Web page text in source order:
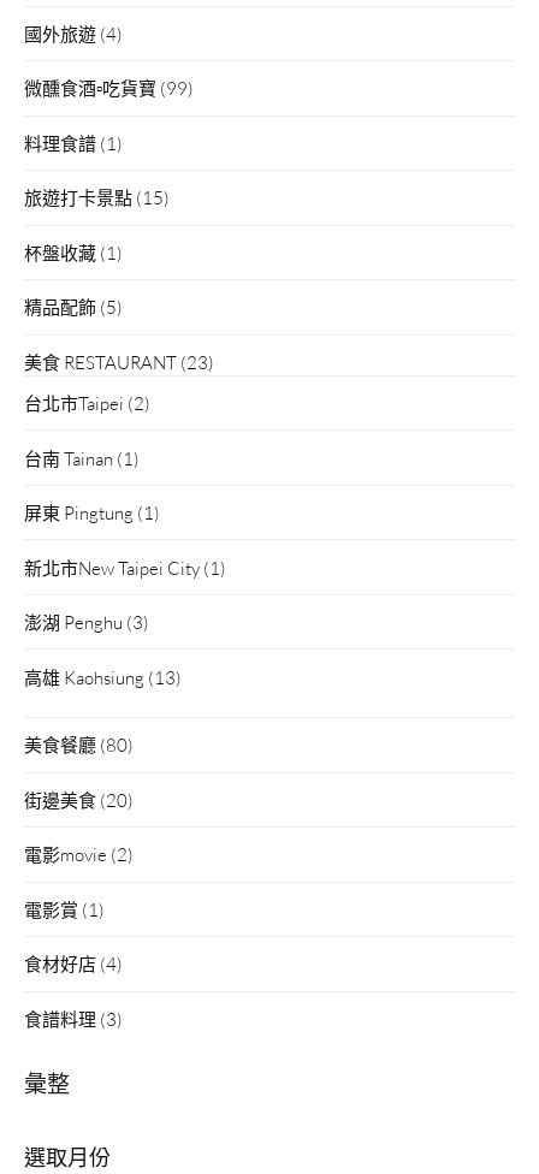
國外旅遊 (4)
微醺食酒▫吃貨寶 (99)
料理食譜 (1)
旅遊打卡景點 (15)
杯盤收藏 (1)
精品配飾 (5)
美食 RESTAURANT (23)
台北市Taipei (2)
台南 Tainan (1)
屏東 Pingtung (1)
新北市New Taipei City (1)
澎湖 Penghu (3)
高雄 Kaohsiung (13)
美食餐廳 (80)
街邊美食 (20)
電影movie (2)
電影賞 (1)
食材好店 (4)
食譜料理 (3)
彙整
整